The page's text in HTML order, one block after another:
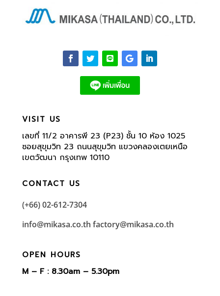
VISIT US
เลขที่ 11/2 อาคารพี 23 (P23) ชั้น 10 ห้อง 1025
ซอยสุขุมวิท 23 ถนนสุขุมวิท แขวงคลองเตยเหนือ
เขตวัฒนา กรุงเทพ 10110
CONTACT US
(+66) 02-612-7304
info@mikasa.co.th factory@mikasa.co.th
OPEN HOURS
M – F : 8.30am – 5.30pm